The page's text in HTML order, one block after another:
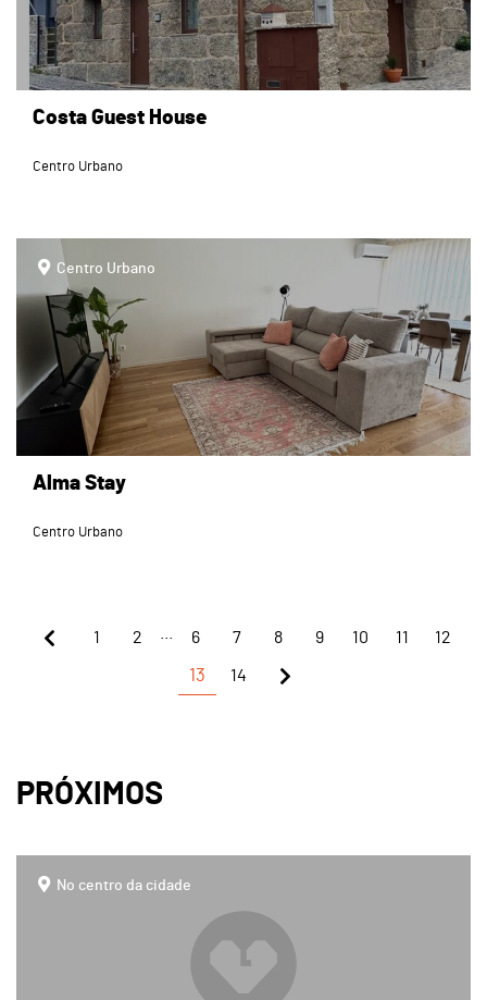
Costa Guest House
Centro Urbano
page
Centro Urbano
Alma Stay
Centro Urbano
1 2 6 7 8 9 10 11 12
13 14
PRÓXIMOS
No centro da cidade